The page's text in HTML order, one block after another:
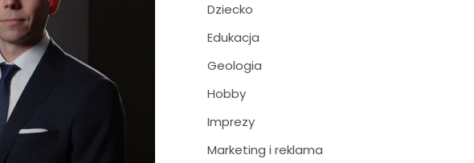
Dziecko
Edukacja
Geologia
Hobby
Imprezy
Marketing i reklama